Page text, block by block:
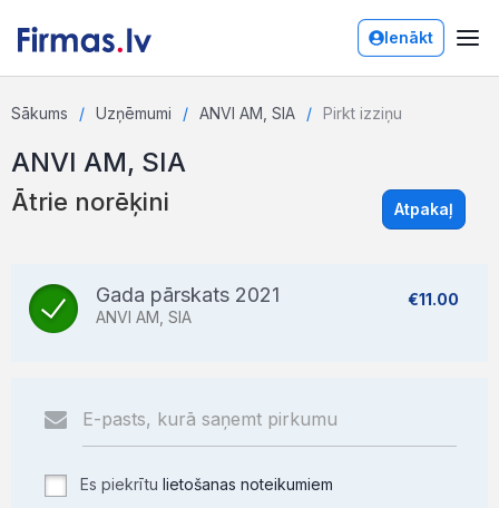
Ienākt
Sākums Uzņēmumi ANVI AM, SIA Pirkt izziņu
ANVI AM, SIA
Ātrie norēķini Atpakaļ
Gada pārskats 2021
ANVI AM, SIA
€11.00
Es piekrītu lietošanas noteikumiem